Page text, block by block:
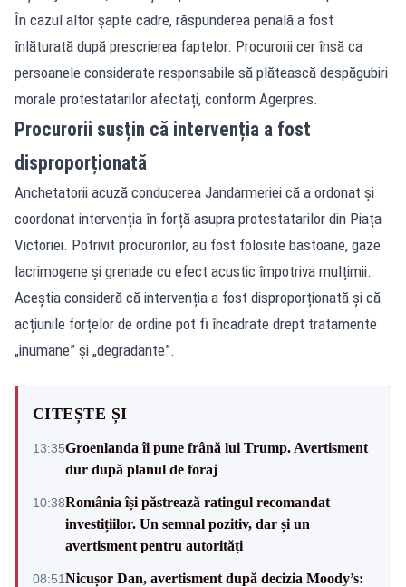
În cazul altor șapte cadre, răspunderea penală a fost
înlăturată după prescrierea faptelor. Procurorii cer însă ca
persoanele considerate responsabile să plătească despăgubiri
morale protestatarilor afectați, conform Agerpres.
Procurorii susțin că intervenția a fost
disproporționată
Anchetatorii acuză conducerea Jandarmeriei că a ordonat și
coordonat intervenția în forță asupra protestatarilor din Piața
Victoriei. Potrivit procurorilor, au fost folosite bastoane, gaze
lacrimogene și grenade cu efect acustic împotriva mulțimii.
Aceștia consideră că intervenția a fost disproporționată și că
acțiunile forțelor de ordine pot fi încadrate drept tratamente
„inumane” și „degradante”.
CITEȘTE ȘI
13:35Groenlanda îi pune frână lui Trump. Avertisment
dur după planul de foraj
10:38România își păstrează ratingul recomandat
investițiilor. Un semnal pozitiv, dar și un
avertisment pentru autorități
08:51Nicușor Dan, avertisment după decizia Moody’s: